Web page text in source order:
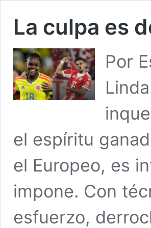
La culpa es
Por
el espíritu
el Europeo, es
impone. Con
esfuerzo,